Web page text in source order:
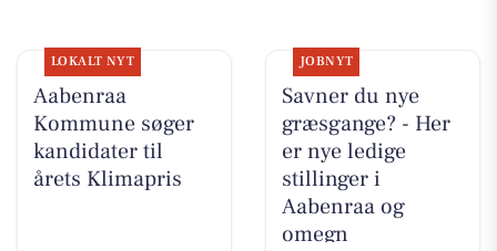
LOKALT NYT
Aabenraa
Kommune søger
kandidater til
årets Klimapris
JOBNYT
Savner du nye
græsgange? - Her
er nye ledige
stillinger i
Aabenraa og
omegn